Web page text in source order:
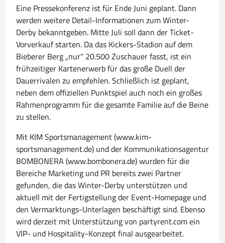
Eine Pressekonferenz ist für Ende Juni geplant. Dann
werden weitere Detail-Informationen zum Winter-
Derby bekanntgeben. Mitte Juli soll dann der Ticket-
Vorverkauf starten. Da das Kickers-Stadion auf dem
Bieberer Berg „nur“ 20.500 Zuschauer fasst, ist ein
frühzeitiger Kartenerwerb für das große Duell der
Dauerrivalen zu empfehlen. Schließlich ist geplant,
neben dem offiziellen Punktspiel auch noch ein großes
Rahmenprogramm für die gesamte Familie auf die Beine
zu stellen.
Mit KIM Sportsmanagement (www.kim-
sportsmanagement.de) und der Kommunikationsagentur
BOMBONERA (www.bombonera.de) wurden für die
Bereiche Marketing und PR bereits zwei Partner
gefunden, die das Winter-Derby unterstützen und
aktuell mit der Fertigstellung der Event-Homepage und
den Vermarktungs-Unterlagen beschäftigt sind. Ebenso
wird derzeit mit Unterstützung von partyrent.com ein
VIP- und Hospitality-Konzept final ausgearbeitet.